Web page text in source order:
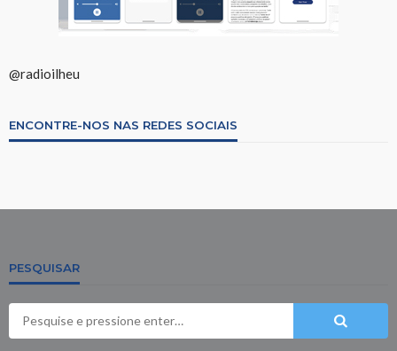
@radioilheu
ENCONTRE-NOS NAS REDES SOCIAIS
PESQUISAR